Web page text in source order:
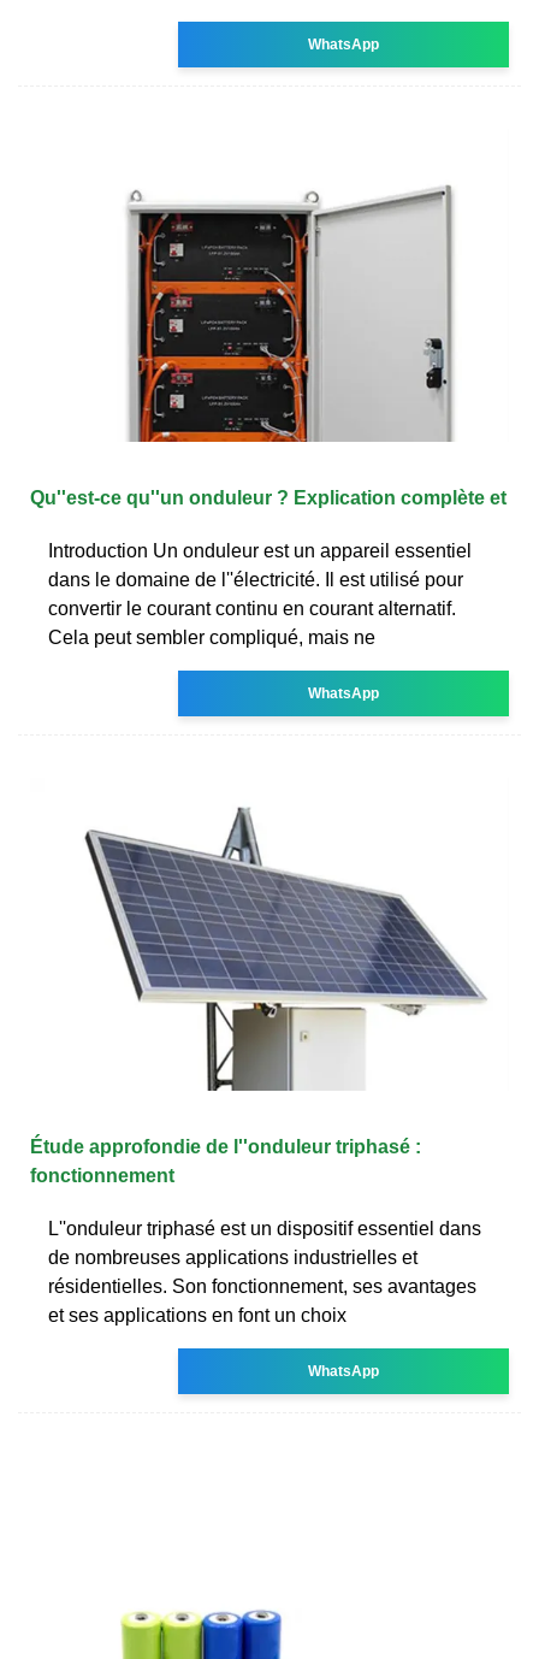
WhatsApp
Qu''est-ce qu''un onduleur ? Explication complète et
Introduction Un onduleur est un appareil essentiel
dans le domaine de l''électricité. Il est utilisé pour
convertir le courant continu en courant alternatif.
Cela peut sembler compliqué, mais ne
WhatsApp
Étude approfondie de l''onduleur triphasé :
fonctionnement
L''onduleur triphasé est un dispositif essentiel dans
de nombreuses applications industrielles et
résidentielles. Son fonctionnement, ses avantages
et ses applications en font un choix
WhatsApp